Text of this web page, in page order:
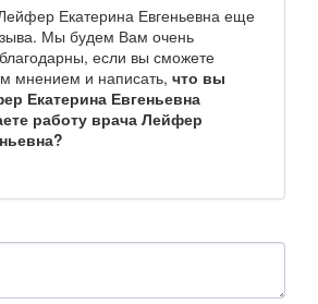
Екатерина Евгеньевна еще
Мы будем Вам очень
если вы сможете
мнением и написать, что вы
Екатерина Евгеньевна
работу врача Лейфер